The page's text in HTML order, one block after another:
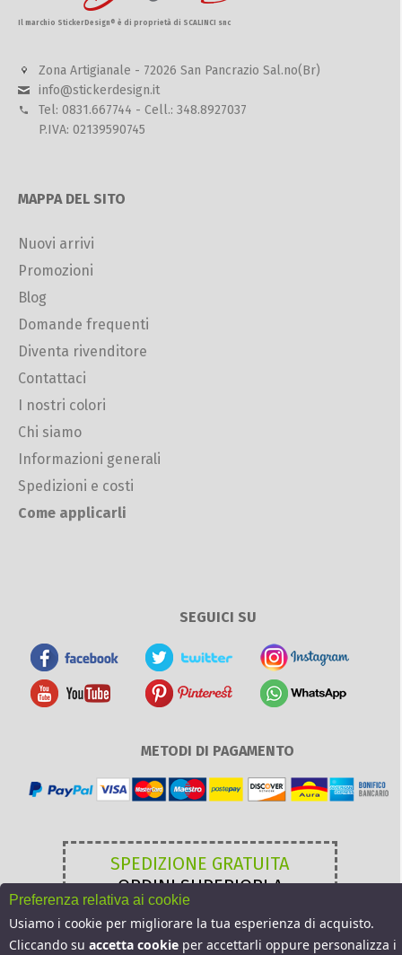
Il marchio StickerDesign® è di proprietà di SCALINCI snc
Zona Artigianale - 72026 San Pancrazio Sal.no(Br)
info@stickerdesign.it
Tel: 0831.667744 - Cell.: 348.8927037
P.IVA: 02139590745
MAPPA DEL SITO
Nuovi arrivi
Promozioni
Blog
Domande frequenti
Diventa rivenditore
Contattaci
I nostri colori
Chi siamo
Informazioni generali
Spedizioni e costi
Come applicarli
SEGUICI SU
METODI DI PAGAMENTO
SPEDIZIONE GRATUITA
ORDINI SUPERIORI A
49,00 €
Preferenza relativa ai cookie
Usiamo i cookie per migliorare la tua esperienza di acquisto.
Cliccando su accetta cookie per accettarli oppure personalizza i